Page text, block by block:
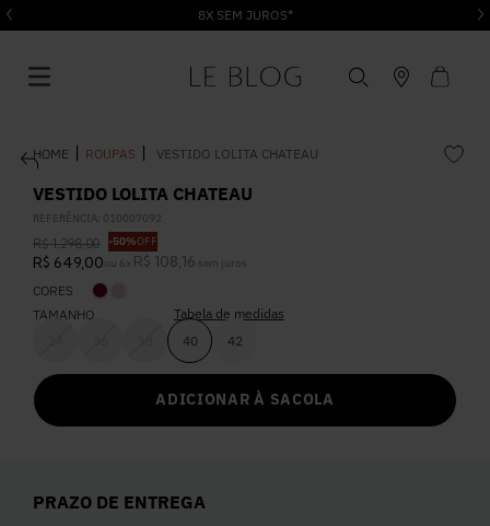
8X SEM JUROS*
ROUPAS VESTIDO LOLITA CHATEAU
VESTIDO LOLITA CHATEAU
REFERÊNCIA: 010007092
R$ 1.298,00 -50%OFF
R$ 649,00 ou 6 x R$ 108 16 sem juros
CORES
TAMANHO
40 42
Tabela de medidas
ADICIONAR À SACOLA
PRAZO DE ENTREGA
1º Vestido
2º
5º Calça